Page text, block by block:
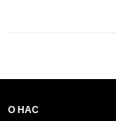
О НАС